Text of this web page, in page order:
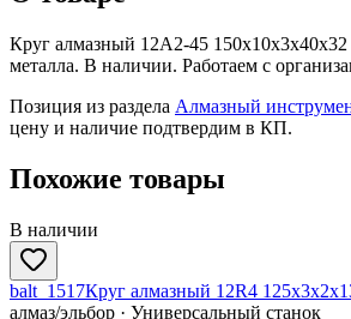
Круг алмазный 12А2-45
металла. В наличии. Работаем с
Позиция из раздела Алмазный
цену и наличие подтвердим в КП.
Похожие товары
В наличии
balt_1517Круг алмазный 12R4
алмаз/эльбор · Универсальный станок